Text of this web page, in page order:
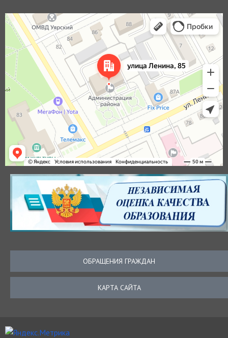
Уяр
Улица Ленина, 85 — Яндекс Карты
ОБРАЩЕНИЯ ГРАЖДАН
КАРТА САЙТА